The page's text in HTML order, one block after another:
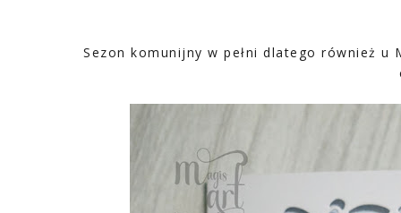
Sezon komunijny w pełni dlatego również